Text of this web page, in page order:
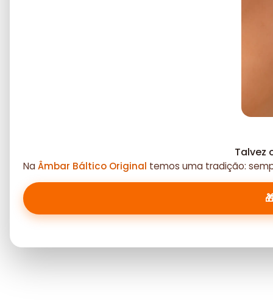
Talvez
NaÂmbar Báltico Original temos uma tradição: